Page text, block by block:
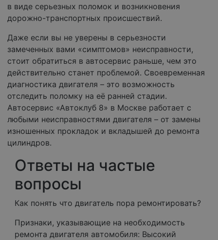
в виде серьезных поломок и возникновения
дорожно-транспортных происшествий.
Даже если вы не уверены в серьезности
замеченных вами «симптомов» неисправности,
стоит обратиться в автосервис раньше, чем это
действительно станет проблемой. Своевременная
диагностика двигателя – это возможность
отследить поломку на её ранней стадии.
Автосервис «Автоклуб 8» в Москве работает с
любыми неисправностями двигателя – от замены
изношенных прокладок и вкладышей до ремонта
цилиндров.
Ответы на частые
вопросы
Как понять что двигатель пора ремонтировать?
Признаки, указывающие на необходимость
ремонта двигателя автомобиля: Высокий